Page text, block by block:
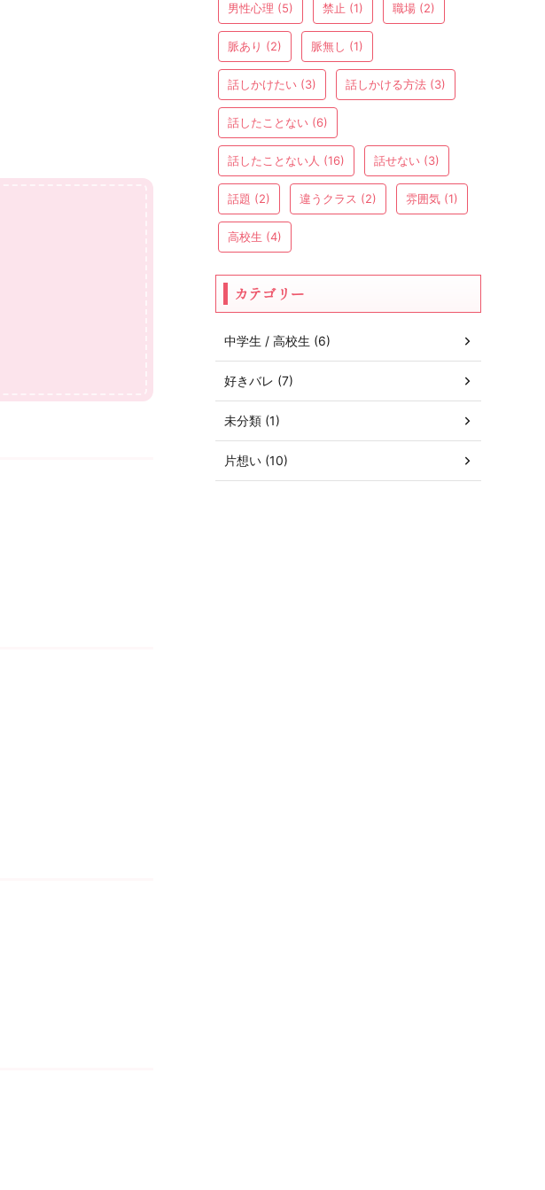
男性心理 (5) 禁止 (1) 職場 (2)
脈あり (2) 脈無し (1)
話しかけたい (3) 話しかける方法 (3)
話したことない (6)
話したことない人 (16) 話せない (3)
話題 (2) 違うクラス (2) 雰囲気 (1)
高校生 (4)
カテゴリー
中学生 / 高校生 (6)
好きバレ (7)
未分類 (1)
片想い (10)